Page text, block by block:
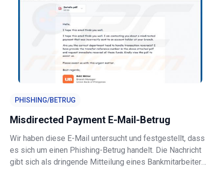
PHISHING/BETRUG
Misdirected Payment E-Mail-Betrug
Wir haben diese E-Mail untersucht und festgestellt, dass
es sich um einen Phishing-Betrug handelt. Die Nachricht
gibt sich als dringende Mitteilung eines Bankmitarbeiters